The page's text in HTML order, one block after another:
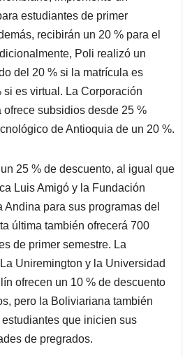
estudiantes de primer
recibirán un 20 % para el
Poli realizó un
del 20 % si la matrícula es
es virtual. La Corporación
ofrece subsidios desde 25 %
de Antioquia de un 20 %.
25 % de descuento, al igual que
Luis Amigó y la Fundación
para sus programas del
última también ofrecerá 700
de primer semestre. La
Uniremington y la Universidad
ofrecen un 10 % de descuento
pero la Boliviariana también
que inicien sus
de pregrados.